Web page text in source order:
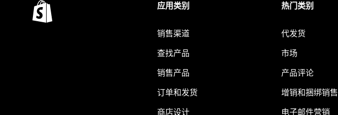
应用类别
销售渠道
查找产品
销售产品
订单和发货
商店设计
热门类别
代发货
市场
产品评论
增销和捆绑销售
电子邮件营销